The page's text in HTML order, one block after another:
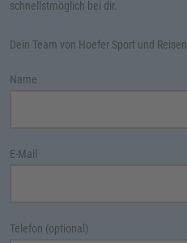
schnellstmöglich bei dir.
Dein Team von Hoefer Sport und Reisen
Name
E-Mail
Telefon (optional)